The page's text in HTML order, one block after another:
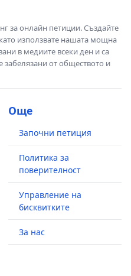
за онлайн петиции. Създайте
използвате нашата мощна
в медиите всеки ден и са
от обществото и
Още
Започни петиция
Политика за
поверителност
Управление на
бисквитките
За нас